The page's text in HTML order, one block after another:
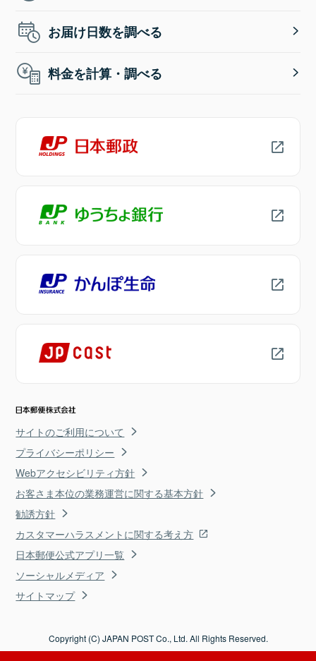
お届け日数を調べる
料金を計算・調べる
サイトのご利用について
プライバシーポリシー
Webアクセシビリティ方針
お客さま本位の業務運営に関する基本方針
勧誘方針
カスタマーハラスメントに関する考え方
日本郵便公式アプリ一覧
ソーシャルメディア
サイトマップ
Copyright (C) JAPAN POST Co., Ltd. All Rights Reserved.